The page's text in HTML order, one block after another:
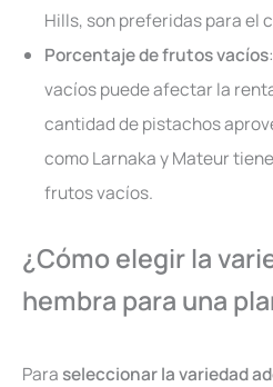
Hills, son preferidas para el
Porcentaje de frutos vacíos
vacíos puede afectar la
cantidad de pistachos
como Larnaka y Mateur
frutos vacíos.
¿Cómo elegir la
hembra para una
Para seleccionar la variedad